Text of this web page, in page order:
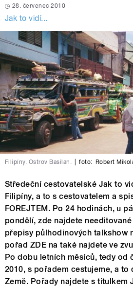
28. červenec 2010
Jak to vidí...
Filipíny. Ostrov Basilan. foto: Robert
Středeční cestovatelské Jak to
Filipíny, a to s cestovatelem a
FOREJTEM. Po 24 hodinách, u
pondělí, zde najdete
přepisy půlhodinových talkshow
pořad ZDE na také najdete ve
Po dobu letních měsíců, tedy od
2010, s pořadem cestujeme, a to
Země. Pořady najdete s titulkem